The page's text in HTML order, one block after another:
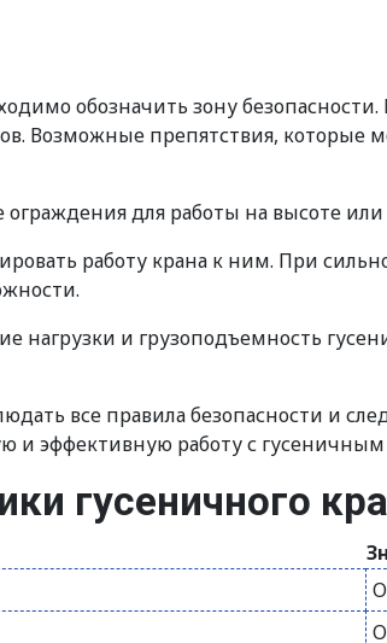
обозначить зону
Возможные препятствия, которые
для работы на высоте
работу крана к ним. При
нагрузки и грузоподъемность
все правила безопасности и
и эффективную работу с
гусеничного